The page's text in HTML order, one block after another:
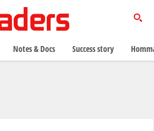
Notes & Docs Success story